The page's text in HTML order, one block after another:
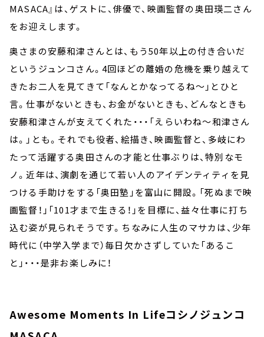
MASACA』は、ゲストに、俳優で、映画監督の奥田瑛二さん
をお迎えします。
奥さまの安藤和津さんとは、もう50年以上の付き合いだ
というジュンコさん。4回ほどの離婚の危機を乗り越えて
きたお二人を見てきて「なんとかなってるね～」とひと
言。仕事がないときも、お金がないときも、どんなときも
安藤和津さんが支えてくれた・・・「えらいわね～和津さん
は。」とも。それでも役者、絵描き、映画監督と、多岐にわ
たって活躍する奥田さんの才能と仕事ぶりは、特別なモ
ノ。近年は、演劇を通じて若い人のアイデンティティを見
つける手助けをする「奥田塾」を富山に開設。「死ぬまで映
画監督！」「101才まで生きる！」を目標に、益々仕事に打ち
込む姿が見られそうです。ちなみに人生のマサカは、少年
時代に（中学入学まで）毎日欠かさずしていた「あるこ
と」・・・是非お楽しみに！
Awesome Moments In Lifeコシノジュンコ